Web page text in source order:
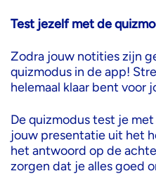
Test jezelf met de
Zodra jouw notities zijn
quizmodus in de app!
helemaal klaar bent voor
De quizmodus test je
jouw presentatie uit het
het antwoord op de
zorgen dat je alles goed